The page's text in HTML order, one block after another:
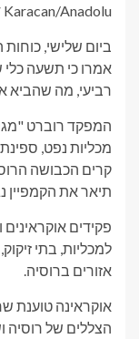
Karacan/Anadolu דרך Getty Images)
ביום שלישי,
אמרו כי תשעה כלי
רביעי, מה שהביא את
מכליות נפט,
תיאר את הקמפיין
פקידים
למכליות, בתי
אזורים ברוסיה.
אוקראינה טוענת
הצללים של רוסיה